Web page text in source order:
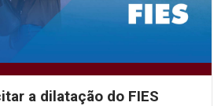
a dilatação do FIES